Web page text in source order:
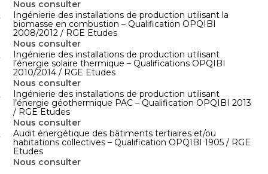
Nous consulter
Ingénierie des installations de production utilisant la
biomasse en combustion – Qualification OPQIBI
2008/2012 / RGE Etudes
Nous consulter
Ingénierie des installations de production utilisant
l’énergie solaire thermique – Qualifications OPQIBI
2010/2014 / RGE Etudes
Nous consulter
Ingénierie des installations de production utilisant
l’énergie géothermique PAC – Qualification OPQIBI 2013
/ RGE Etudes
Nous consulter
Audit énergétique des bâtiments tertiaires et/ou
habitations collectives – Qualification OPQIBI 1905 / RGE
Etudes
Nous consulter